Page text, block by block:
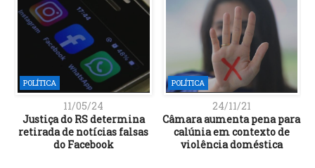
POLÍTICA
11/05/24
Justiça do RS determina
retirada de notícias falsas
do Facebook
POLÍTICA
24/11/21
Câmara aumenta pena para
calúnia em contexto de
violência doméstica